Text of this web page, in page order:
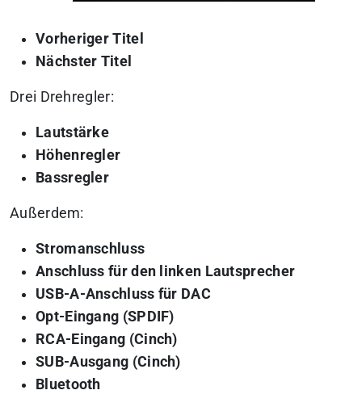
Vorheriger Titel
Nächster Titel
Drei Drehregler:
Lautstärke
Höhenregler
Bassregler
Außerdem:
Stromanschluss
Anschluss für den linken Lautsprecher
USB-A-Anschluss für DAC
Opt-Eingang (SPDIF)
RCA-Eingang (Cinch)
SUB-Ausgang (Cinch)
Bluetooth